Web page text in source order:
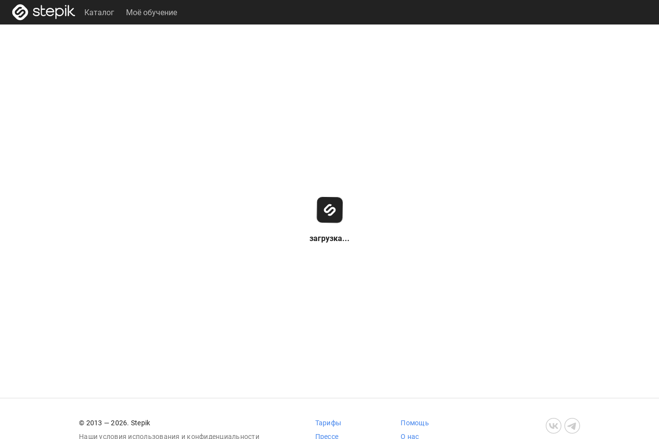
Каталог Моё обучение
загрузка...
© 2013 — 2026. Stepik
Наши условия использования и конфиденциальности
Тарифы
Прессе
Помощь
О нас